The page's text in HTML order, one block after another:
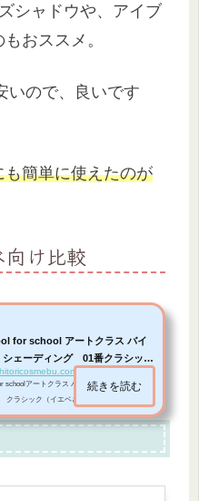
シャドウや、アイブ
おススメ。
いので、良いです
簡単に使えたのが
向け比較
for school アートクラス バイ
シェーディング 01番クラシッ
artclassbyrodin
schoolアートクラス バイロダン シェーディン
クラシック（イエベさん向け）＃02番 モダ
さん向け）の2種類のカラーを試してみまし
続きを読む